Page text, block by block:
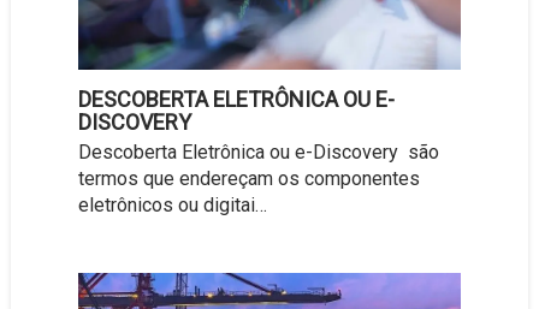
DESCOBERTA ELETRÔNICA OU E-
DISCOVERY
Descoberta Eletrônica ou e-Discovery são
termos que endereçam os componentes
eletrônicos ou digitai…